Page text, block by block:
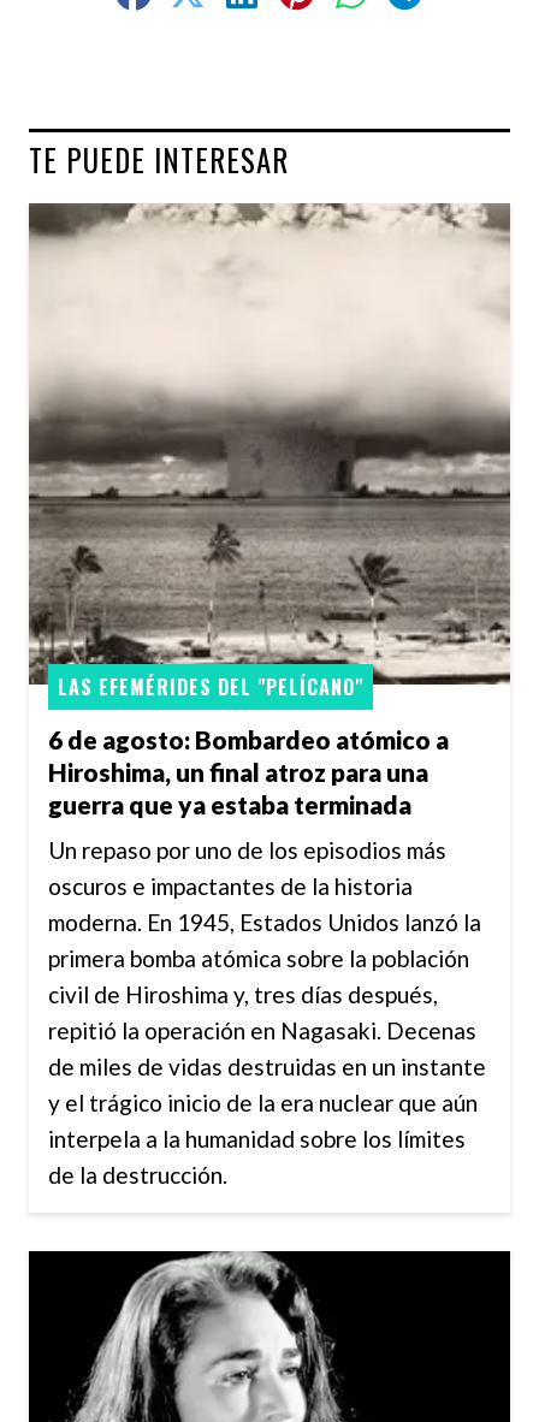
TE PUEDE INTERESAR
6 de agosto: Bombardeo atómico a
Hiroshima, un final atroz para una
guerra que ya estaba terminada
LAS EFEMÉRIDES DEL "PELÍCANO"
Un repaso por uno de los episodios más
oscuros e impactantes de la historia
moderna. En 1945, Estados Unidos lanzó la
primera bomba atómica sobre la población
civil de Hiroshima y, tres días después,
repitió la operación en Nagasaki. Decenas
de miles de vidas destruidas en un instante
y el trágico inicio de la era nuclear que aún
interpela a la humanidad sobre los límites
de la destrucción.